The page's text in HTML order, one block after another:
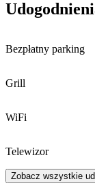
- wycieczek
spływy kajakowe
- grillowania
Bezpłatny parking
Grill
WiFi
Telewizor
Zobacz wszystkie